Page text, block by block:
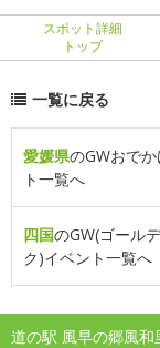
スポット詳細
トップ
一覧に戻る
愛媛県のGWおで
ト一覧へ
四国のGW(ゴール
ク)イベント一覧へ
道の駅 風早の郷風